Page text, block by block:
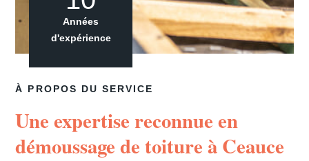
À PROPOS DU SERVICE
Une expertise reconnue en
démoussage de toiture à Ceauce
Années
d'expérience